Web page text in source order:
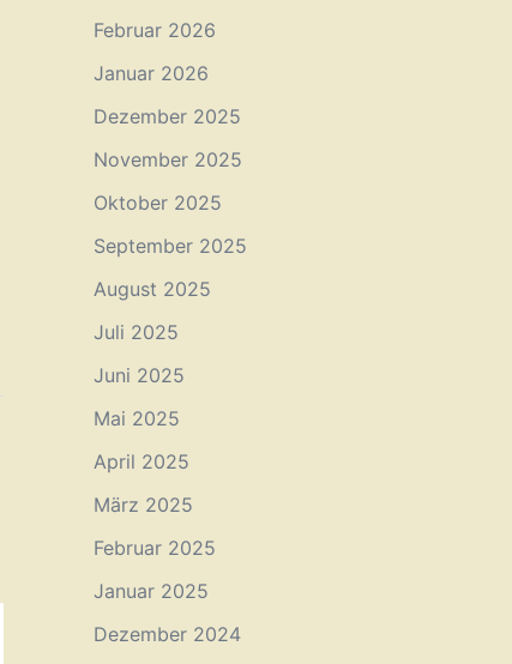
Februar 2026
Januar 2026
Dezember 2025
November 2025
Oktober 2025
September 2025
August 2025
Juli 2025
Juni 2025
Mai 2025
April 2025
März 2025
Februar 2025
Januar 2025
Dezember 2024